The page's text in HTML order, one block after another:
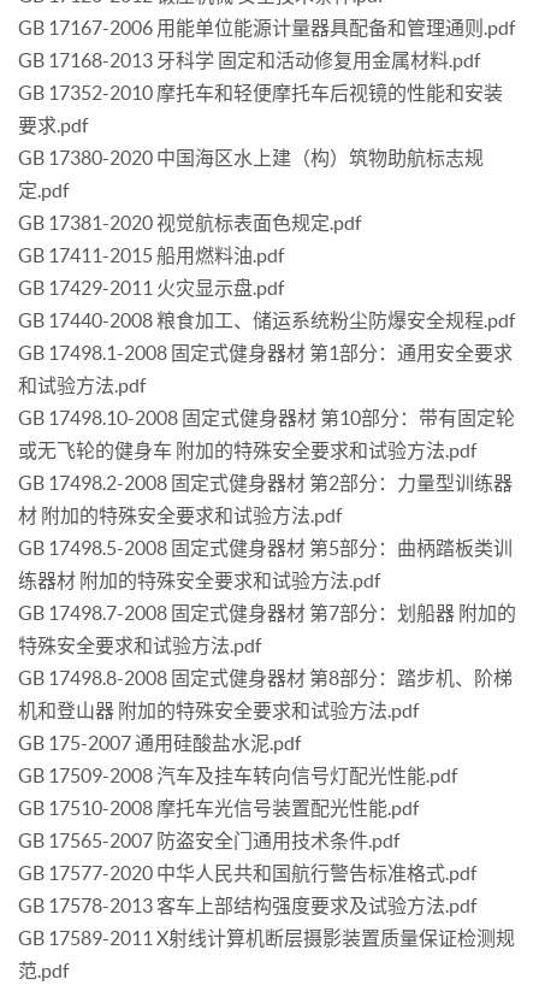
GB 17167-2006 用能单位能源计量器具配备和管理通则.pdf
GB 17168-2013 牙科学 固定和活动修复用金属材料.pdf
GB 17352-2010 摩托车和轻便摩托车后视镜的性能和安装
要求.pdf
GB 17380-2020 中国海区水上建（构）筑物助航标志规
定.pdf
GB 17381-2020 视觉航标表面色规定.pdf
GB 17411-2015 船用燃料油.pdf
GB 17429-2011 火灾显示盘.pdf
GB 17440-2008 粮食加工、储运系统粉尘防爆安全规程.pdf
GB 17498.1-2008 固定式健身器材 第1部分：通用安全要求
和试验方法.pdf
GB 17498.10-2008 固定式健身器材 第10部分：带有固定轮
或无飞轮的健身车 附加的特殊安全要求和试验方法.pdf
GB 17498.2-2008 固定式健身器材 第2部分：力量型训练器
材 附加的特殊安全要求和试验方法.pdf
GB 17498.5-2008 固定式健身器材 第5部分：曲柄踏板类训
练器材 附加的特殊安全要求和试验方法.pdf
GB 17498.7-2008 固定式健身器材 第7部分：划船器 附加的
特殊安全要求和试验方法.pdf
GB 17498.8-2008 固定式健身器材 第8部分：踏步机、阶梯
机和登山器 附加的特殊安全要求和试验方法.pdf
GB 175-2007 通用硅酸盐水泥.pdf
GB 17509-2008 汽车及挂车转向信号灯配光性能.pdf
GB 17510-2008 摩托车光信号装置配光性能.pdf
GB 17565-2007 防盗安全门通用技术条件.pdf
GB 17577-2020 中华人民共和国航行警告标准格式.pdf
GB 17578-2013 客车上部结构强度要求及试验方法.pdf
GB 17589-2011 X射线计算机断层摄影装置质量保证检测规
范.pdf